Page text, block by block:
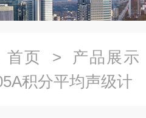
首页 > 产品展示
积分平均声级计